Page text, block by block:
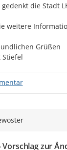
gedenkt die Stadt
weitere
Grüßen
Stiefel
Vorschlag zur